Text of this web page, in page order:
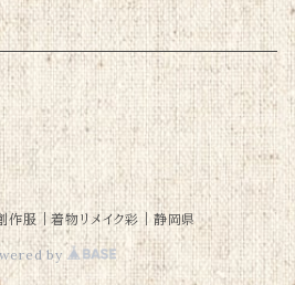
作服｜着物リメイク彩｜静岡県
by